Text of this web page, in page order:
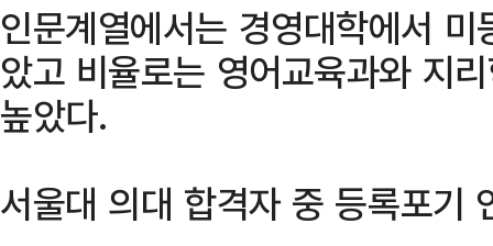
인문계열에서는 경영대학에서
았고 비율로는 영어교육과와 지
높았다.
서울대 의대 합격자 중 등록포기